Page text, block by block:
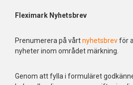
Fleximark Nyhetsbrev
Prenumerera på vårtnyhetsbrevför
nyheter inom området märkning.
Genom att fylla i formuläret